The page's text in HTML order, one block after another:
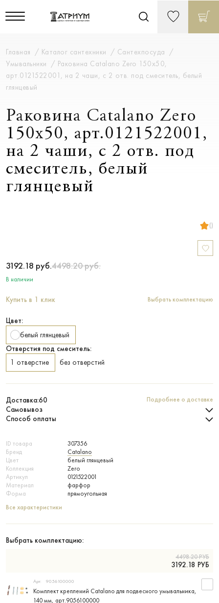
Главная Каталог сантехники
Сантехпосуда
Умывальники
Раковина Catalano Zero 150x50,
арт.0121522001, на 2 чаши, с 2 отв. под смеситель, белый
глянцевый
Раковина Catalano Zero
150x50, арт.0121522001,
на 2 чаши, с 2 отв. под
смеситель, белый
глянцевый
()
ID товара
307356
Бренд
Catalano
Цвет
белый глянцевый
Коллекция
Zero
Артикул
0121522001
Материал
фарфор
Форма
прямоугольная
Все характеристики
Выбрать комплектацию:
4498.20РУБ
3192.18 РУБ
Комплект креплений Catalano для подвесного умывальника,
140 мм, арт.9056100000
Арт: 9056100000
3192.18 руб.4498.20руб.
В наличии
Купить в 1 клик Выбрать комплектацию
Цвет:
белый глянцевый
Отверстия под смеситель:
1 отверстие
без отверстий
Доставка:60 Подробнее о доставке
Самовывоз
Способ оплаты